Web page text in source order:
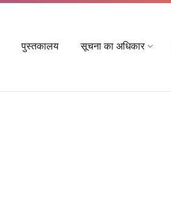
पुस्तकालय सूचना का अधिकार